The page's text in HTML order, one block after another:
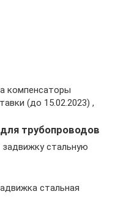
компенсаторы
(до 15.02.2023) ,
трубопроводов
стальную
стальная